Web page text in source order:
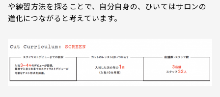
や練習方法を探ることで、自分自身の、ひいてはサロンの
進化につながると考えています。